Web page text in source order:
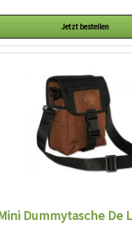
Jetzt bestellen
Dummytasche De